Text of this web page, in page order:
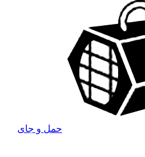
حمل و جای